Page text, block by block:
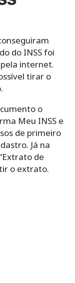
do INSS foi
internet.
tirar o
o
Meu INSS e
de primeiro
Já na
de
o extrato.